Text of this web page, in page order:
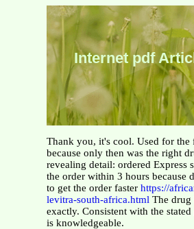
Internet pdf
Thank you, it's cool. Used for the
because only then was the right
revealing detail: ordered Express
the order within 3 hours because
to get the order faster https://
levitra-south-africa.html The drug
exactly. Consistent with the
is knowledgeable.